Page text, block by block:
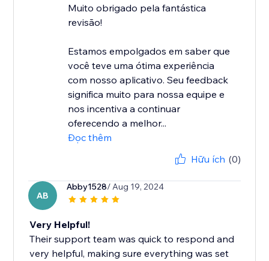
Muito obrigado pela fantástica
revisão!
Estamos empolgados em saber que
você teve uma ótima experiência
com nosso aplicativo. Seu feedback
significa muito para nossa equipe e
nos incentiva a continuar
oferecendo a melhor...
Đọc thêm
Hữu ích (0)
AB
Abby1528/ Aug 19, 2024
Very Helpful!
Their support team was quick to respond and
very helpful, making sure everything was set